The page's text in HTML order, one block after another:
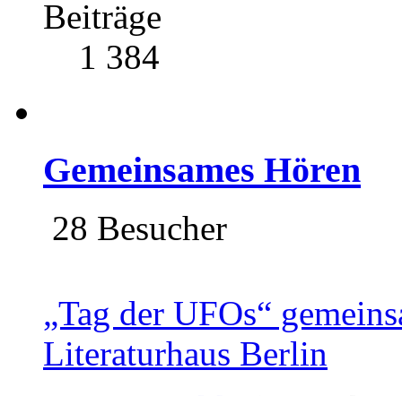
Beiträge
1 384
Gemeinsames Hören
28 Besucher
„Tag der UFOs“
Literaturhaus Berlin